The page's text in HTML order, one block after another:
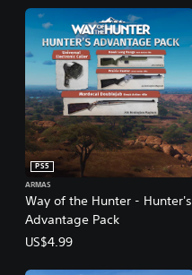
Way of the Hunter - Hunter's
Advantage Pack
PS5
ARMAS
US$4.99